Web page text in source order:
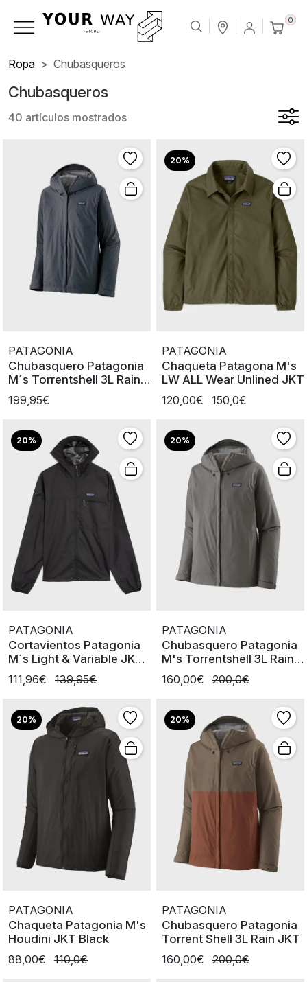
0
Ropa Chubasqueros
Chubasqueros
40 artículos mostrados
PATAGONIA
Chubasquero Patagonia
M´s Torrentshell 3L Rain
SMDB
199,95€
20%
PATAGONIA
Chaqueta Patagona M's
LW ALL Wear Unlined JKT
120,00€
150,0€
20%
PATAGONIA
Cortavientos Patagonia
M´s Light & Variable JKT
BL
111,96€ 139,95€
20%
PATAGONIA
Chubasquero Patagonia
M's Torrentshell 3L Rain
JKT
160,00€ 200,0€
20%
PATAGONIA
Chaqueta Patagonia M's
Houdini JKT Black
88,00€
110,0€
20%
PATAGONIA
Chubasquero Patagonia
Torrent Shell 3L Rain JKT
160,00€
200,0€